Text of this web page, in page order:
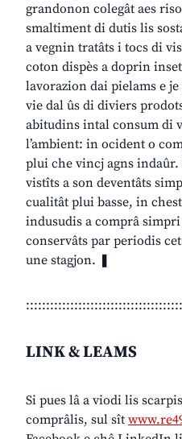
grandonon colegât aes
smaltiment di dutis lis
a vegnin tratâts i tocs di
coton dispès a doprin
lavorazion dai pielams e
vie dal ûs di diviers
abitudins intal consum di
l’ambient: in ocident o
plui che vincj agns
vistîts a son deventâts
cualitât plui basse, in
indusudis a comprâ
conservâts par periodis
une stagjon. ❚
LINK & LEAMS
Si pues lâ a viodi lis scarpis
comprâlis, sul sît